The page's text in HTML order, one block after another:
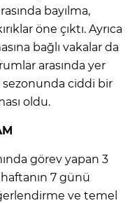
bayılma,
öne çıktı. Ayrıca
bağlı vakalar da
arasında yer
sezonunda ciddi bir
oldu.
görev yapan 3
7 günü
ve temel